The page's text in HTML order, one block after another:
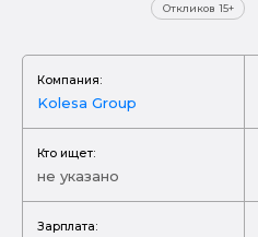
Откликов 15+
Компания:
Kolesa Group
Кто ищет:
не указано
Зарплата: